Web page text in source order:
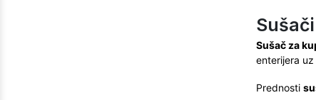
Sušač za
enterijera
Prednosti